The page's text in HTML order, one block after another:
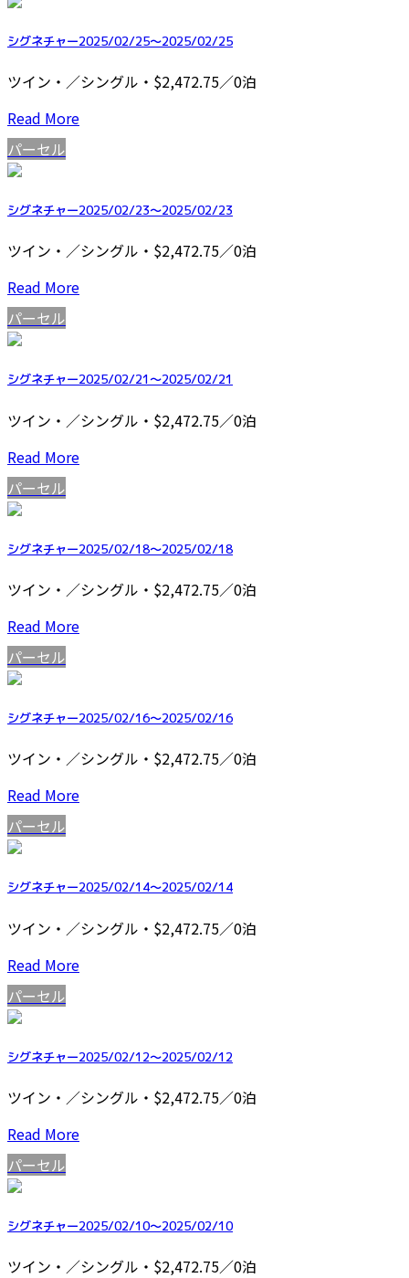
シグネチャー2025/02/25～2025/02/25
ツイン・／シングル・$2,472.75／0泊
Read More
パーセル
シグネチャー2025/02/23～2025/02/23
ツイン・／シングル・$2,472.75／0泊
Read More
パーセル
シグネチャー2025/02/21～2025/02/21
ツイン・／シングル・$2,472.75／0泊
Read More
パーセル
シグネチャー2025/02/18～2025/02/18
ツイン・／シングル・$2,472.75／0泊
Read More
パーセル
シグネチャー2025/02/16～2025/02/16
ツイン・／シングル・$2,472.75／0泊
Read More
パーセル
シグネチャー2025/02/14～2025/02/14
ツイン・／シングル・$2,472.75／0泊
Read More
パーセル
シグネチャー2025/02/12～2025/02/12
ツイン・／シングル・$2,472.75／0泊
Read More
パーセル
シグネチャー2025/02/10～2025/02/10
ツイン・／シングル・$2,472.75／0泊